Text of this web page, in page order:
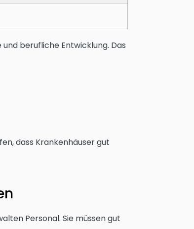
berufliche Entwicklung. Das
dass Krankenhäuser gut
Personal. Sie müssen gut